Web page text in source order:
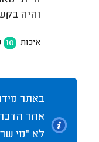
והיה
איכות 10
באתר
אחד
לא "מי